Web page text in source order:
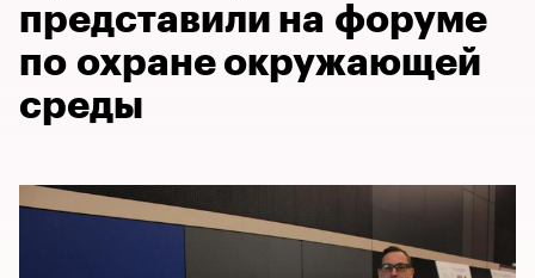
представили на форуме
по охране окружающей
среды